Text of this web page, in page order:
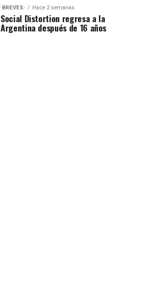
·BREVES· Hace 2 semanas
Social Distortion regresa a la
Argentina después de 16 años